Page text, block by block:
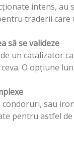
intens, au
traderii
să se valideze
un catalizator
O opțiune
sau
pentru astfel